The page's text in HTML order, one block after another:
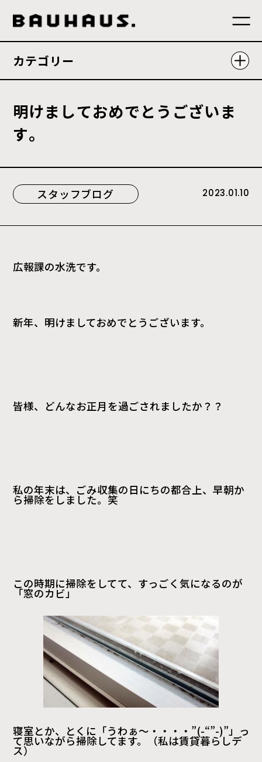
スタッフブログ 2023.01.10
明けま しておめでと う ございま
す。
カテゴリー
広報課の水洗です。
新年、明けましておめでとうございます。
皆様、どんなお正月を過ごされましたか？？
私の年末は、ごみ収集の日にちの都合上、早朝か
ら掃除をしました。笑
この時期に掃除をしてて、すっごく気になるのが
「窓のカビ」
寝室とか、とくに「うわぁ～・・・・”(-“”-)”」っ
て思いながら掃除してます。（私は賃貸暮らしデ
ス）